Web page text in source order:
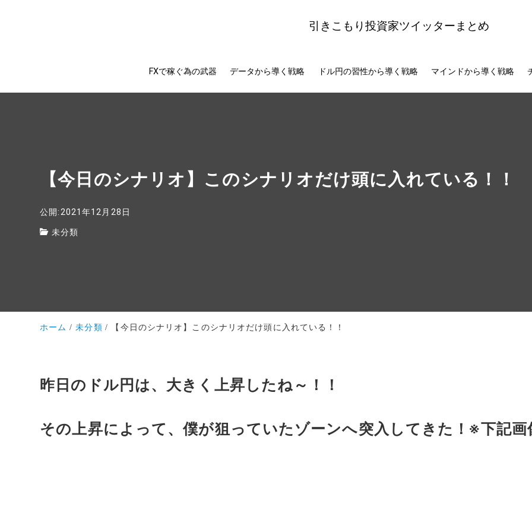
引きこもり投資家ツイッターまとめ
FXで稼ぐ為の武器 データから導く戦略 ドル円の習性から導く戦略 マインドから導く戦略
【今日のシナリオ】このシナリオだけ頭に入れている！！
公開:2021年12月28日
未分類
ホーム 未分類 【今日のシナリオ】このシナリオだけ頭に入れている！！
昨日のドル円は、大きく上昇したね～！！
その上昇によって、僕が狙っていたゾーンへ突入してきた！※下記画